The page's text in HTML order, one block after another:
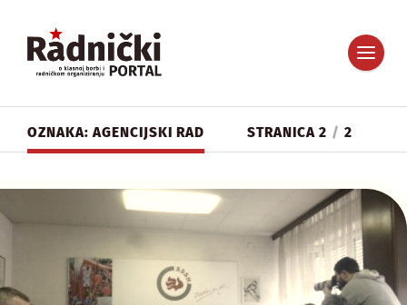
OZNAKA: AGENCIJSKI RAD STRANICA 2 / 2